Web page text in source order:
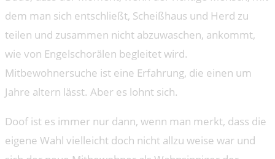
dem man sich entschließt, Scheißhaus und Herd zu
teilen und zusammen nicht abzuwaschen, ankommt,
wie von Engelschorälen begleitet wird.
Mitbewohnersuche ist eine Erfahrung, die einen um
Jahre altern lässt. Aber es lohnt sich.
Doof ist es immer nur dann, wenn man merkt, dass die
eigene Wahl vielleicht doch nicht allzu weise war und